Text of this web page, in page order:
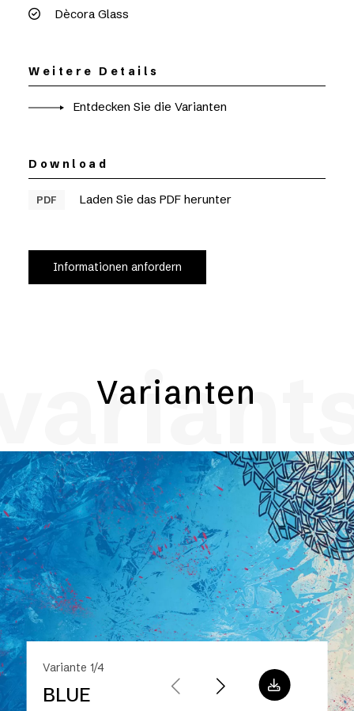
Dècora Glass
Weitere Details
Entdecken Sie die Varianten
Download
PDF Laden Sie das PDF herunter
Informationen anfordern
Varianten
Variante 1/4
BLUE